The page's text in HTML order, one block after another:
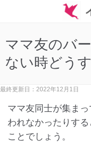
ママ友のバ
ない時どう
最終更新日：2022年12月1日
ママ友同士が集ま
われなかったりす
ことでしょう。